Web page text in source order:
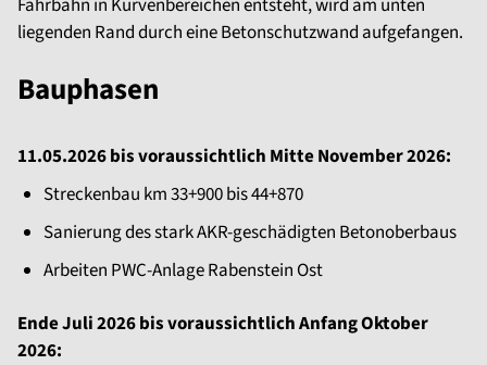
Fahrbahn in Kurvenbereichen entsteht, wird am unten
liegenden Rand durch eine Betonschutzwand aufgefangen.
Bauphasen
11.05.2026 bis voraussichtlich Mitte November 2026:
Streckenbau km 33+900 bis 44+870
Sanierung des stark AKR-geschädigten Betonoberbaus
Arbeiten PWC-Anlage Rabenstein Ost
Ende Juli 2026 bis voraussichtlich Anfang Oktober
2026: